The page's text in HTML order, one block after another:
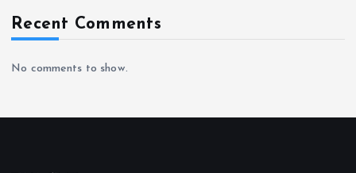
Recent Comments
No comments to show.